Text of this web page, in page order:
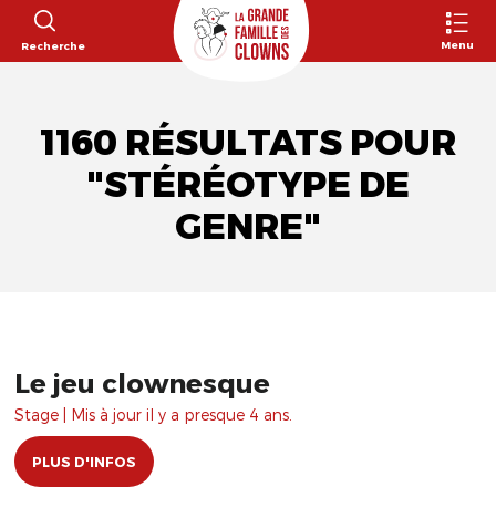
Recherche Menu
1160 RÉSULTATS POUR
"STÉRÉOTYPE DE
GENRE"
Le jeu clownesque
Stage | Mis à jour il y a presque 4 ans.
PLUS D'INFOS